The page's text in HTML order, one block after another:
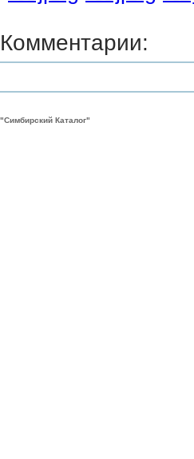
Комментарии:
"Симбирский Каталог"